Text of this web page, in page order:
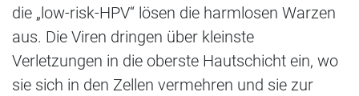
die „low-risk-HPV“ lösen die harmlosen Warzen
aus. Die Viren dringen über kleinste
Verletzungen in die oberste Hautschicht ein, wo
sie sich in den Zellen vermehren und sie zur